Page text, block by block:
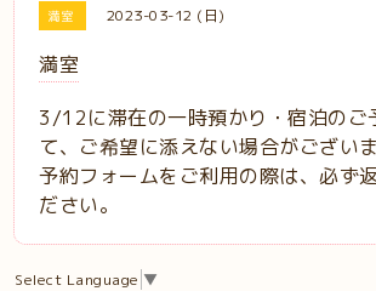
満室 2023-03-12 (日)
満室
3/12に滞在の一時預かり・宿泊のご
て、ご希望に添えない場合がございま
予約フォームをご利用の際は、必ず
ださい。
Select Language ▼